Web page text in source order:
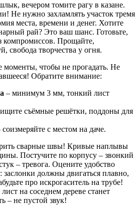
вечером томите рагу в казане.
Не нужно захламлять участок тремя
места, времени и денег. Хотите
рай? Это ваш шанс. Готовьте,
компромиссов. Прощайте,
свобода творчества у огня.
моменты, чтобы не прогадать. Не
Обратите внимание:
– минимум 3 мм, тонкий лист
съёмные решётки, поддоны для
соизмеряйте с местом на даче.
сварные швы! Кривые наплывы
Постучите по корпусу – звонкий
– тревога. Оцените удобство
должны двигаться плавно,
про искрогаситель на трубе!
на соседнем дереве станет
– не пустой звук!